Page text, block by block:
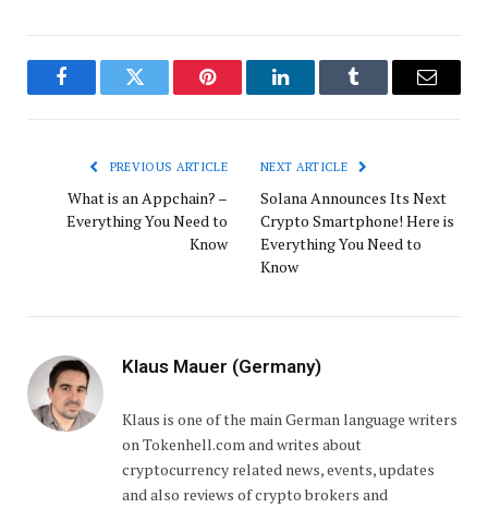
FacebookTwitter Pinterest LinkedInTumblr Email
PREVIOUS ARTICLE
What is an Appchain? –
Everything You Need to
Know
NEXT ARTICLE
Solana Announces Its Next
Crypto Smartphone! Here is
Everything You Need to
Know
Klaus Mauer (Germany)
Klaus is one of the main German language writers
on Tokenhell.com and writes about
cryptocurrency related news, events, updates
and also reviews of crypto brokers and